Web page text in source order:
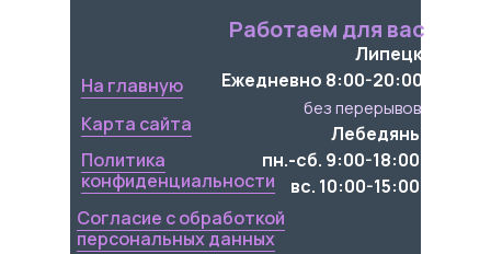
Согласие с обработкой
персональных данных
Политика
конфиденциальности
Карта сайта
На главную
Липецк
Ежедневно 8:00-20:00
Лебедянь
пн.-сб. 9:00-18:00
вс. 10:00-15:00
Работаем для вас
без перерывов